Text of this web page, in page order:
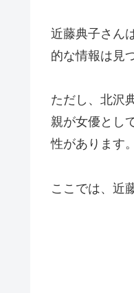
近藤典子さん
的な情報は見
ただし、北沢
親が女優とし
性があります。
ここでは、近